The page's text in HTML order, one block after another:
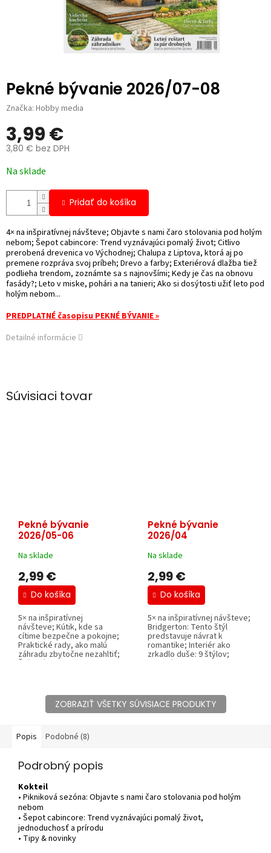
Pekné bývanie 2026/07-08
Značka: Hobby media
3,99 €
3,80 € bez DPH
cena:
Na sklade
Pridať do košíka
4× na inšpiratívnej návšteve; Objavte s nami čaro stolovania pod holým
nebom; Šepot cabincore: Trend vyznávajúci pomalý život; Citlivo
prerobená drevenica vo Východnej; Chalupa z Liptova, ktorá aj po
premene rozpráva svoj príbeh; Drevo a farby; Exteriérová dlažba tiež
podlieha trendom, zoznámte sa s najnovšími; Kedy je čas na obnovu
fasády?; Leto v miske, pohári a na tanieri; Ako si dosýtosti užiť leto pod
holým nebom...
PREDPLATNÉ časopisu PEKNÉ BÝVANIE »
Detailné informácie
Súvisiaci tovar
Pekné bývanie
2026/05-06
Na sklade
2,99 €
Do košíka
5× na inšpiratívnej
návšteve; Kútik, kde sa
cítime bezpečne a pokojne;
Praktické rady, ako malú
záhradu zbytočne nezahltiť;
Štýlová...
Pekné bývanie
2026/04
Na sklade
2,99 €
Do košíka
5× na inšpiratívnej návšteve;
Bridgerton: Tento štýl
predstavuje návrat k
romantike; Interiér ako
zrkadlo duše: 9 štýlov;
Dizajnérky...
ZOBRAZIŤ VŠETKY SÚVISIACE PRODUKTY
Popis Podobné (8)
Podrobný popis
Kokteil
• Pikniková sezóna: Objavte s nami čaro stolovania pod holým
nebom
• Šepot cabincore: Trend vyznávajúci pomalý život,
jednoduchosť a prírodu
• Tipy & novinky